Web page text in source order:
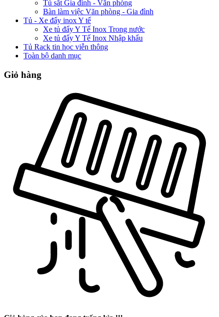
Tủ sắt Gia đình - Văn phòng
Bàn làm việc Văn phòng - Gia đình
Tủ - Xe đẩy inox Y tế
Xe tủ đẩy Y Tế Inox Trong nước
Xe tủ đẩy Y Tế Inox Nhập khẩu
Tủ Rack tin học viễn thông
Toàn bộ danh mục
Giỏ hàng